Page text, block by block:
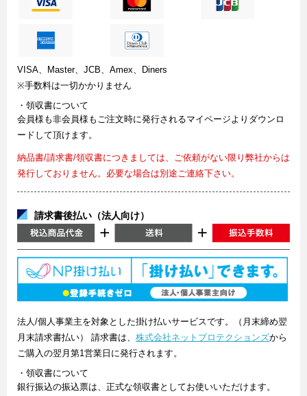
VISA、Master、JCB、Amex、Diners
※手数料は一切かかりません
・領収書について
会員様も非会員様もご注文時に発行されるマイページよりダウンロ
ードして頂けます。
納品書/請求書/領収書につきましては、ご依頼がない限り弊社からは
発行しておりません。必要な場合は別途ご連絡下さい。
請求書後払い（法人向け）
法人/個人事業主を対象とした掛け払いサービスです。（月末締め翌
月末請求書払い） 請求書は、 株式会社ネットプロテクションズから
ご購入の翌月第1営業日に発行されます。
・領収書について
銀行振込の振込票は、正式な領収書としてお使いいただけます。